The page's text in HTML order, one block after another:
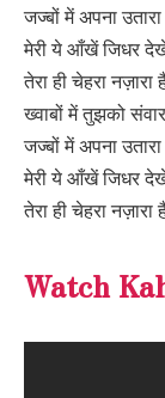
जज्बों में अपना
मेरी ये आँखें जिधर
तेरा ही चेहरा नज़ारा
ख्वाबों में तुझको
जज्बों में अपना
मेरी ये आँखें जिधर
तेरा ही चेहरा नज़ारा
Watch